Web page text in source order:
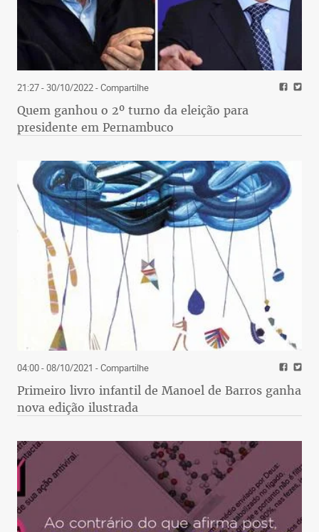
21:27 - 30/10/2022- Compartilhe
Quem ganhou o 2º turno da eleição para
presidente em Pernambuco
04:00 - 08/10/2021 - Compartilhe
Primeiro livro infantil de Manoel de Barros ganha
nova edição ilustrada